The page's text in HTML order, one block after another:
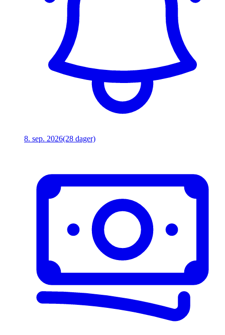
8. sep. 2026(28 dager)